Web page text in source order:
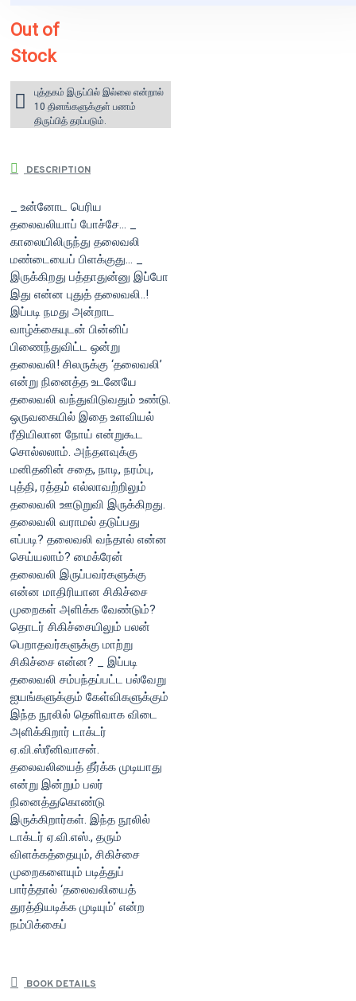
Out of
Stock
புத்தகம் இருப்பில் இல்லை என்றால்
10 தினங்களுக்குள் பணம்
திருப்பித் தரப்படும்.
DESCRIPTION
_ உன்னோட பெரிய
தலைவலியாப் போச்சே... _
காலையிலிருந்து தலைவலி
மண்டையைப் பிளக்குது... _
இருக்கிறது பத்தாதுன்னு இப்போ
இது என்ன புதுத் தலைவலி..!
இப்படி நமது அன்றாட
வாழ்க்கையுடன் பின்னிப்
பிணைந்துவிட்ட ஒன்று
தலைவலி! சிலருக்கு ‘தலைவலி’
என்று நினைத்த உடனேயே
தலைவலி வந்துவிடுவதும் உண்டு.
ஒருவகையில் இதை உளவியல்
ரீதியிலான நோய் என்றுகூட
சொல்லலாம். அந்தளவுக்கு
மனிதனின் சதை, நாடி, நரம்பு,
புத்தி, ரத்தம் எல்லாவற்றிலும்
தலைவலி ஊடுறுவி இருக்கிறது.
தலைவலி வராமல் தடுப்பது
எப்படி? தலைவலி வந்தால் என்ன
செய்யலாம்? மைக்ரேன்
தலைவலி இருப்பவர்களுக்கு
என்ன மாதிரியான சிகிச்சை
முறைகள் அளிக்க வேண்டும்?
தொடர் சிகிச்சையிலும் பலன்
பெறாதவர்களுக்கு மாற்று
சிகிச்சை என்ன? _ இப்படி
தலைவலி சம்பந்தப்பட்ட பல்வேறு
ஐயங்களுக்கும் கேள்விகளுக்கும்
இந்த நூலில் தெளிவாக விடை
அளிக்கிறார் டாக்டர்
ஏ.வி.ஸ்ரீனிவாசன்.
தலைவலியைத் தீர்க்க முடியாது
என்று இன்றும் பலர்
நினைத்துகொண்டு
இருக்கிறார்கள். இந்த நூலில்
டாக்டர் ஏ.வி.எஸ்., தரும்
விளக்கத்தையும், சிகிச்சை
முறைகளையும் படித்துப்
பார்த்தால் ‘தலைவலியைத்
துரத்தியடிக்க முடியும்’ என்ற
நம்பிக்கைப்
BOOK DETAILS